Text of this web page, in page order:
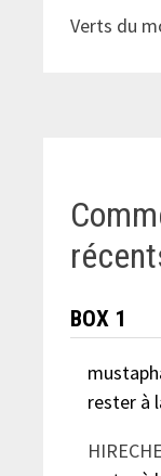
Verts du
BOX 1
rester à
HIRECHE